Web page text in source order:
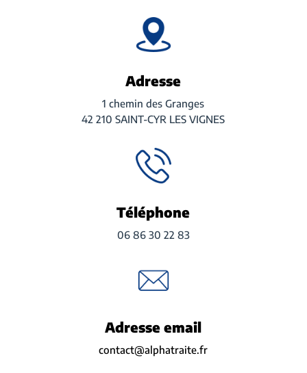
Adresse
1 chemin des Granges
42 210 SAINT-CYR LES VIGNES
Téléphone
06 86 30 22 83
Adresse email
contact@alphatraite.fr